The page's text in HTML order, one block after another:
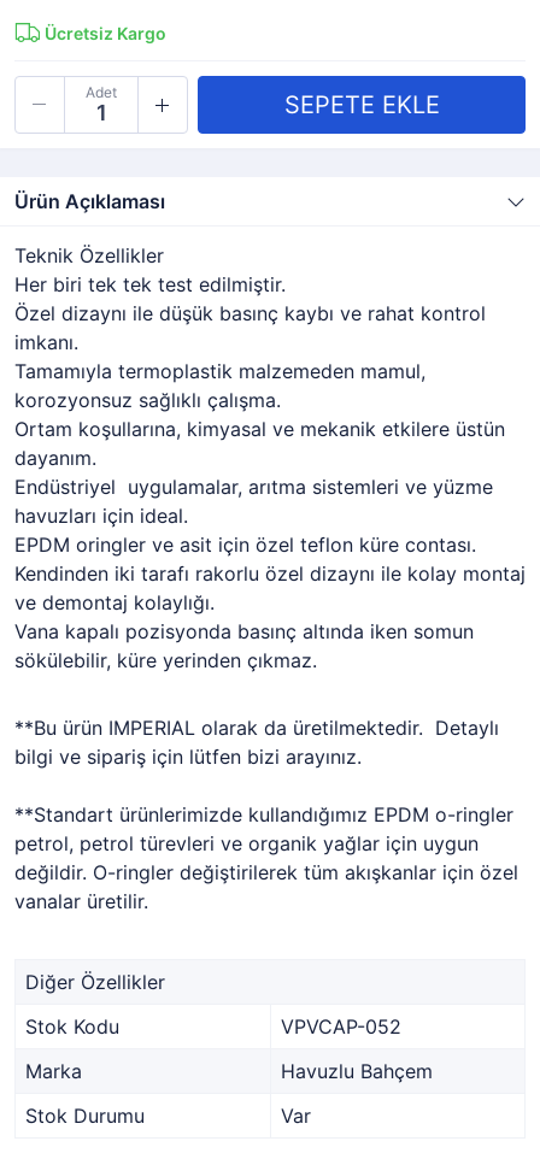
Ücretsiz Kargo
Adet
Ürün Açıklaması
Teknik Özellikler
Her biri tek tek test edilmiştir.
Özel dizaynı ile düşük basınç kaybı ve rahat kontrol
imkanı.
Tamamıyla termoplastik malzemeden mamul,
korozyonsuz sağlıklı çalışma.
Ortam koşullarına, kimyasal ve mekanik etkilere üstün
dayanım.
Endüstriyel uygulamalar, arıtma sistemleri ve yüzme
havuzları için ideal.
EPDM oringler ve asit için özel teflon küre contası.
Kendinden iki tarafı rakorlu özel dizaynı ile kolay montaj
ve demontaj kolaylığı.
Vana kapalı pozisyonda basınç altında iken somun
sökülebilir, küre yerinden çıkmaz.
**Bu ürün IMPERIAL olarak da üretilmektedir. Detaylı
bilgi ve sipariş için lütfen bizi arayınız.
**Standart ürünlerimizde kullandığımız EPDM o-ringler
petrol, petrol türevleri ve organik yağlar için uygun
değildir. O-ringler değiştirilerek tüm akışkanlar için özel
vanalar üretilir.
Diğer Özellikler
Stok Kodu
VPVCAP-052
Marka
Havuzlu Bahçem
Stok Durumu
Var